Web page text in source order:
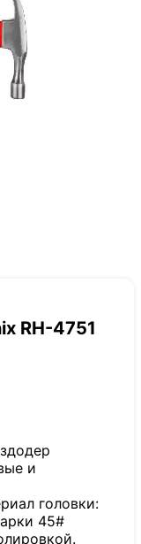
RH-4751
и
головки:
45#